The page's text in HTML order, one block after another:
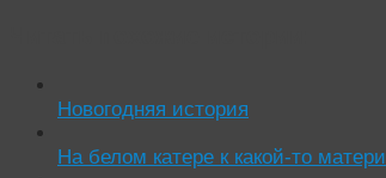
Новогодняя история
На белом катере к какой-то матери